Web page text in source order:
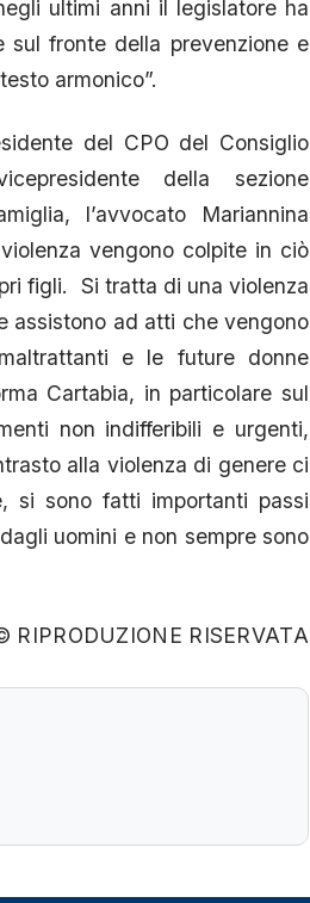
ultimi anni il legislatore ha
sul fronte della prevenzione e
armonico”.
del CPO del Consiglio
della sezione
l’avvocato Mariannina
vengono colpite in ciò
figli. Si tratta di una violenza
assistono ad atti che vengono
e le future donne
Cartabia, in particolare sul
non indifferibili e urgenti,
alla violenza di genere ci
si sono fatti importanti passi
uomini e non sempre sono
RIPRODUZIONE RISERVATA